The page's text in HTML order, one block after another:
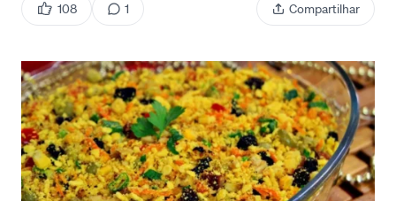
108 1 Compartilhar